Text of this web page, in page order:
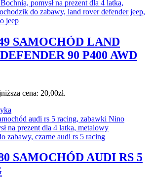
SAMOCHÓD LAND
90 P400 AWD
cena: 20,00zł.
SAMOCHÓD AUDI RS 5